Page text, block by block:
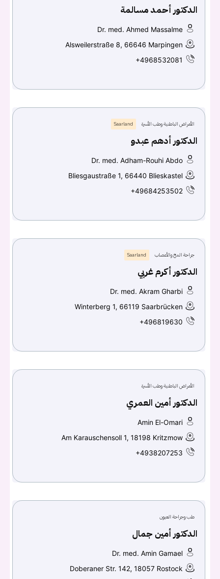
الدكتور أحمد مسالمة
Dr. med. Ahmed Massalme
Alsweilerstraße 8, 66646 Marpingen
+4968532081
الأمراض الباطنية وطب الأسرة Saarland
الدكتور أدهم عبدو
Dr. med. Adham-Rouhi Abdo
Bliesgaustraße 1, 66440 Blieskastel
+49684253502
جراحة المخ والأعصاب Saarland
الدكتور أكرم غربي
Dr. med. Akram Gharbi
Winterberg 1, 66119 Saarbrücken
+496819630
الأمراض الباطنية وطب الأسرة
الدكتور أمين العمري
Amin El-Omari
Am Karauschensoll 1, 18198 Kritzmow
+4938207253
طب وجراحة العيون
الدكتور أمين جمال
Dr. med. Amin Gamael
Doberaner Str. 142, 18057 Rostock